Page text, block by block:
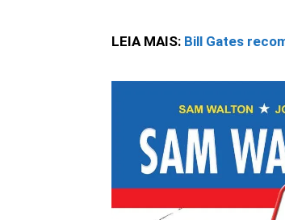
LEIA MAIS: Bill Gates